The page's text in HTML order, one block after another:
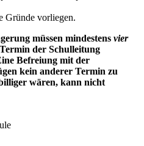
Gründe vorliegen.
müssen mindestens vier
der Schulleitung
Befreiung mit der
kein anderer Termin zu
wären, kann nicht